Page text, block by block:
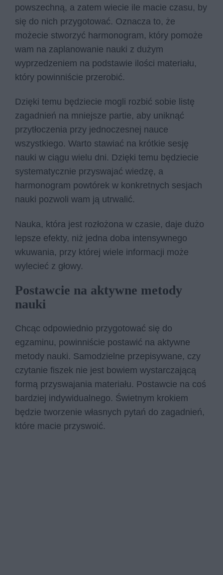
powszechną, a zatem wiecie ile macie czasu, by
się do nich przygotować. Oznacza to, że
możecie stworzyć harmonogram, który pomoże
wam na zaplanowanie nauki z dużym
wyprzedzeniem na podstawie ilości materiału,
który powinniście przerobić.
Dzięki temu będziecie mogli rozbić sobie listę
zagadnień na mniejsze partie, aby uniknąć
przytłoczenia przy jednoczesnej nauce
wszystkiego. Warto stawiać na krótkie sesję
nauki w ciągu wielu dni. Dzięki temu będziecie
systematycznie przyswajać wiedzę, a
harmonogram powtórek w konkretnych sesjach
nauki pozwoli wam ją utrwalić.
Nauka, która jest rozłożona w czasie, daje dużo
lepsze efekty, niż jedna doba intensywnego
wkuwania, przy której wiele informacji może
wylecieć z głowy.
Postawcie na aktywne metody
nauki
Chcąc odpowiednio przygotować się do
egzaminu, powinniście postawić na aktywne
metody nauki. Samodzielne przepisywane, czy
czytanie fiszek nie jest bowiem wystarczającą
formą przyswajania materiału. Postawcie na coś
bardziej indywidualnego. Świetnym krokiem
będzie tworzenie własnych pytań do zagadnień,
które macie przyswoić.